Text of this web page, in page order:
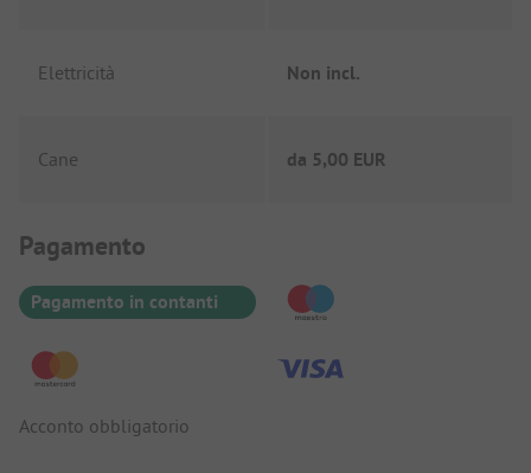
Elettricità Non incl.
Cane da 5,00 EUR
Informazioni sul pagamento
Pagamento
Pagamento in contanti
Acconto obbligatorio